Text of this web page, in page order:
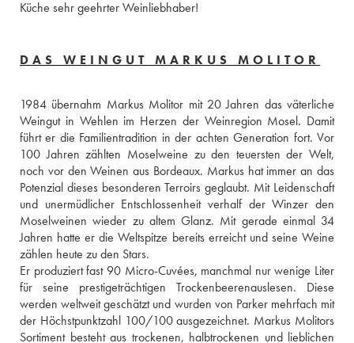
DAS WEINGUT MARKUS MOLITOR
1984 übernahm Markus Molitor mit 20 Jahren das väterliche
Weingut in Wehlen im Herzen der Weinregion Mosel. Damit
führt er die Familientradition in der achten Generation fort. Vor
100 Jahren zählten Moselweine zu den teuersten der Welt,
noch vor den Weinen aus Bordeaux. Markus hat immer an das
Potenzial dieses besonderen Terroirs geglaubt. Mit Leidenschaft
und unermüdlicher Entschlossenheit verhalf der Winzer den
Moselweinen wieder zu altem Glanz. Mit gerade einmal 34
Jahren hatte er die Weltspitze bereits erreicht und seine Weine
zählen heute zu den Stars.
Er produziert fast 90 Micro-Cuvées, manchmal nur wenige Liter
für seine prestigeträchtigen Trockenbeerenauslesen. Diese
werden weltweit geschätzt und wurden von Parker mehrfach mit
der Höchstpunktzahl 100/100 ausgezeichnet. Markus Molitors
Sortiment besteht aus trockenen, halbtrockenen und lieblichen